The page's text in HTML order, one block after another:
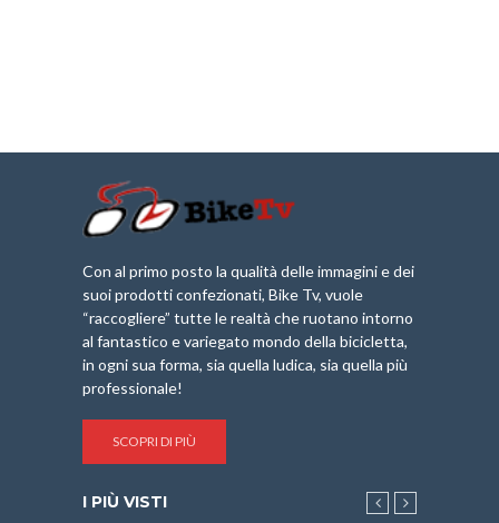
Con al primo posto la qualità delle immagini e dei
suoi prodotti confezionati, Bike Tv, vuole
“raccogliere” tutte le realtà che ruotano intorno
al fantastico e variegato mondo della bicicletta,
in ogni sua forma, sia quella ludica, sia quella più
professionale!
SCOPRI DI PIÙ
I PIÙ VISTI